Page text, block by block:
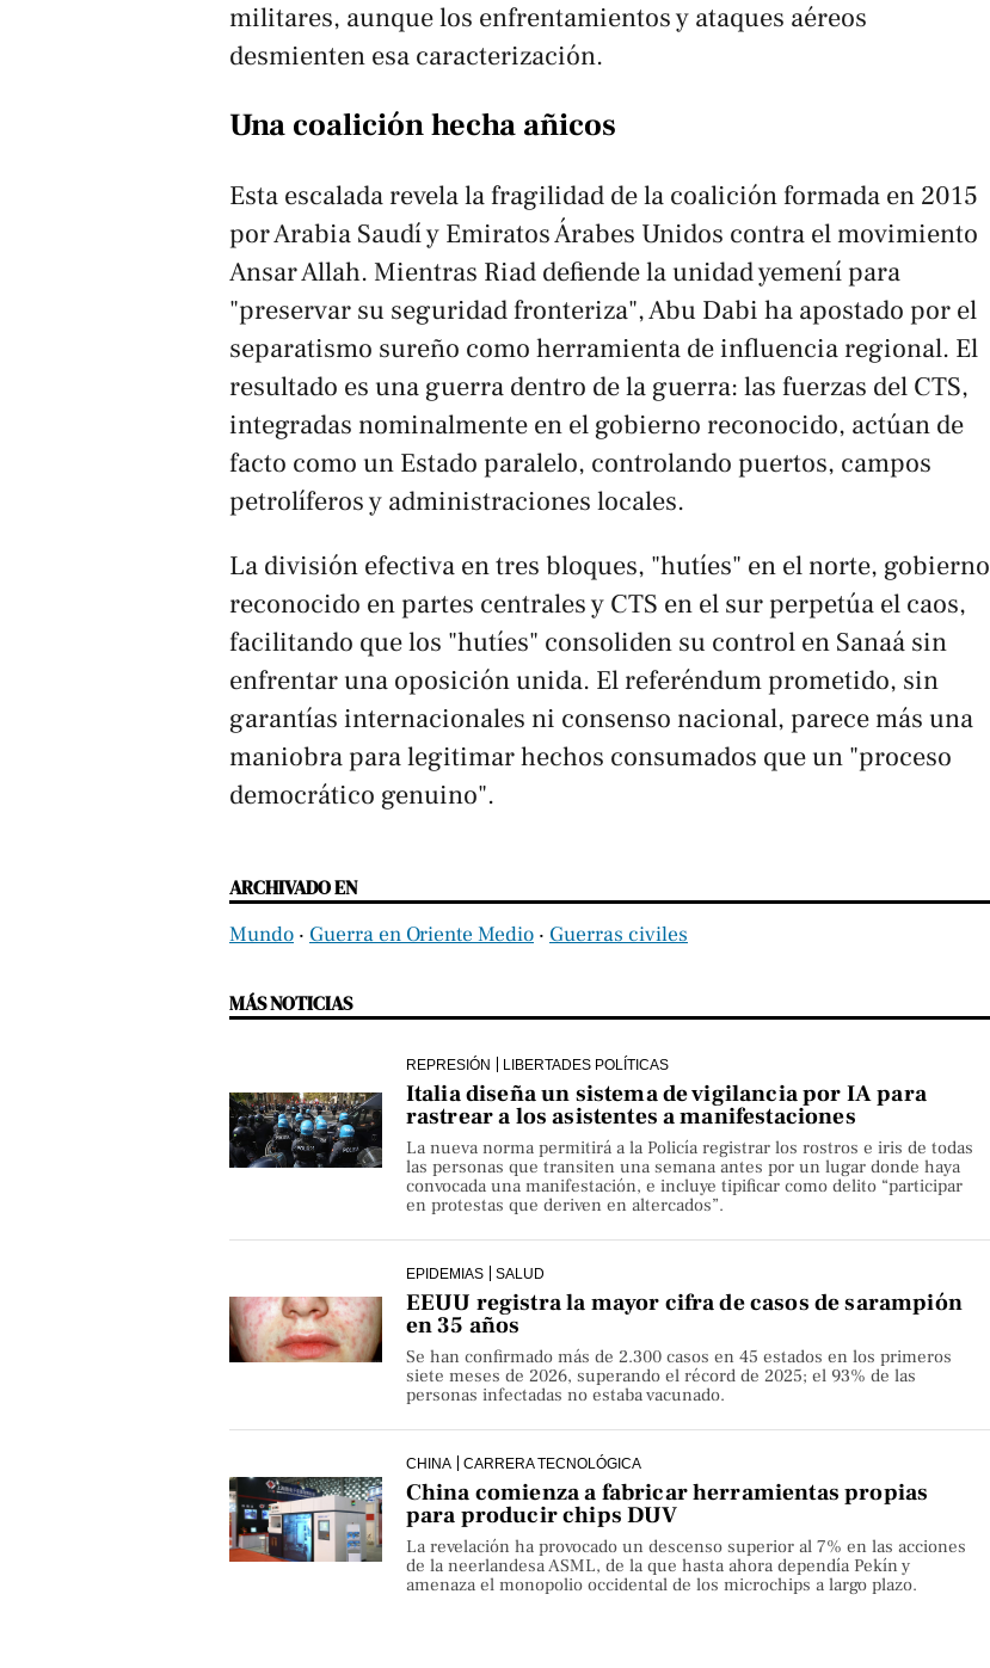
militares, aunque los enfrentamientos y ataques aéreos
desmienten esa caracterización.
Una coalición hecha añicos
Esta escalada revela la fragilidad de la coalición formada en 2015
por Arabia Saudí y Emiratos Árabes Unidos contra el movimiento
Ansar Allah. Mientras Riad defiende la unidad yemení para
"preservar su seguridad fronteriza", Abu Dabi ha apostado por el
separatismo sureño como herramienta de influencia regional. El
resultado es una guerra dentro de la guerra: las fuerzas del CTS,
integradas nominalmente en el gobierno reconocido, actúan de
facto como un Estado paralelo, controlando puertos, campos
petrolíferos y administraciones locales.
La división efectiva en tres bloques, "hutíes" en el norte, gobierno
reconocido en partes centrales y CTS en el sur perpetúa el caos,
facilitando que los "hutíes" consoliden su control en Sanaá sin
enfrentar una oposición unida. El referéndum prometido, sin
garantías internacionales ni consenso nacional, parece más una
maniobra para legitimar hechos consumados que un "proceso
democrático genuino".
ARCHIVADO EN
Mundo ‧ Guerra en Oriente Medio ‧ Guerras civiles
MÁS NOTICIAS
REPRESIÓN LIBERTADES POLÍTICAS
Italia diseña un sistema de vigilancia por IA para
rastrear a los asistentes a manifestaciones
La nueva norma permitirá a la Policía registrar los rostros e iris de todas
las personas que transiten una semana antes por un lugar donde haya
convocada una manifestación, e incluye tipificar como delito “participar
en protestas que deriven en altercados”.
EPIDEMIAS SALUD
EEUU registra la mayor cifra de casos de sarampión
en 35 años
Se han confirmado más de 2.300 casos en 45 estados en los primeros
siete meses de 2026, superando el récord de 2025; el 93% de las
personas infectadas no estaba vacunado.
CHINA CARRERA TECNOLÓGICA
China comienza a fabricar herramientas propias
para producir chips DUV
La revelación ha provocado un descenso superior al 7% en las acciones
de la neerlandesa ASML, de la que hasta ahora dependía Pekín y
amenaza el monopolio occidental de los microchips a largo plazo.